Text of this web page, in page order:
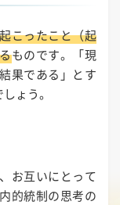
こったこと（起
ものです。「現
果である」とす
ょう。
お互いにとって
的統制の思考の